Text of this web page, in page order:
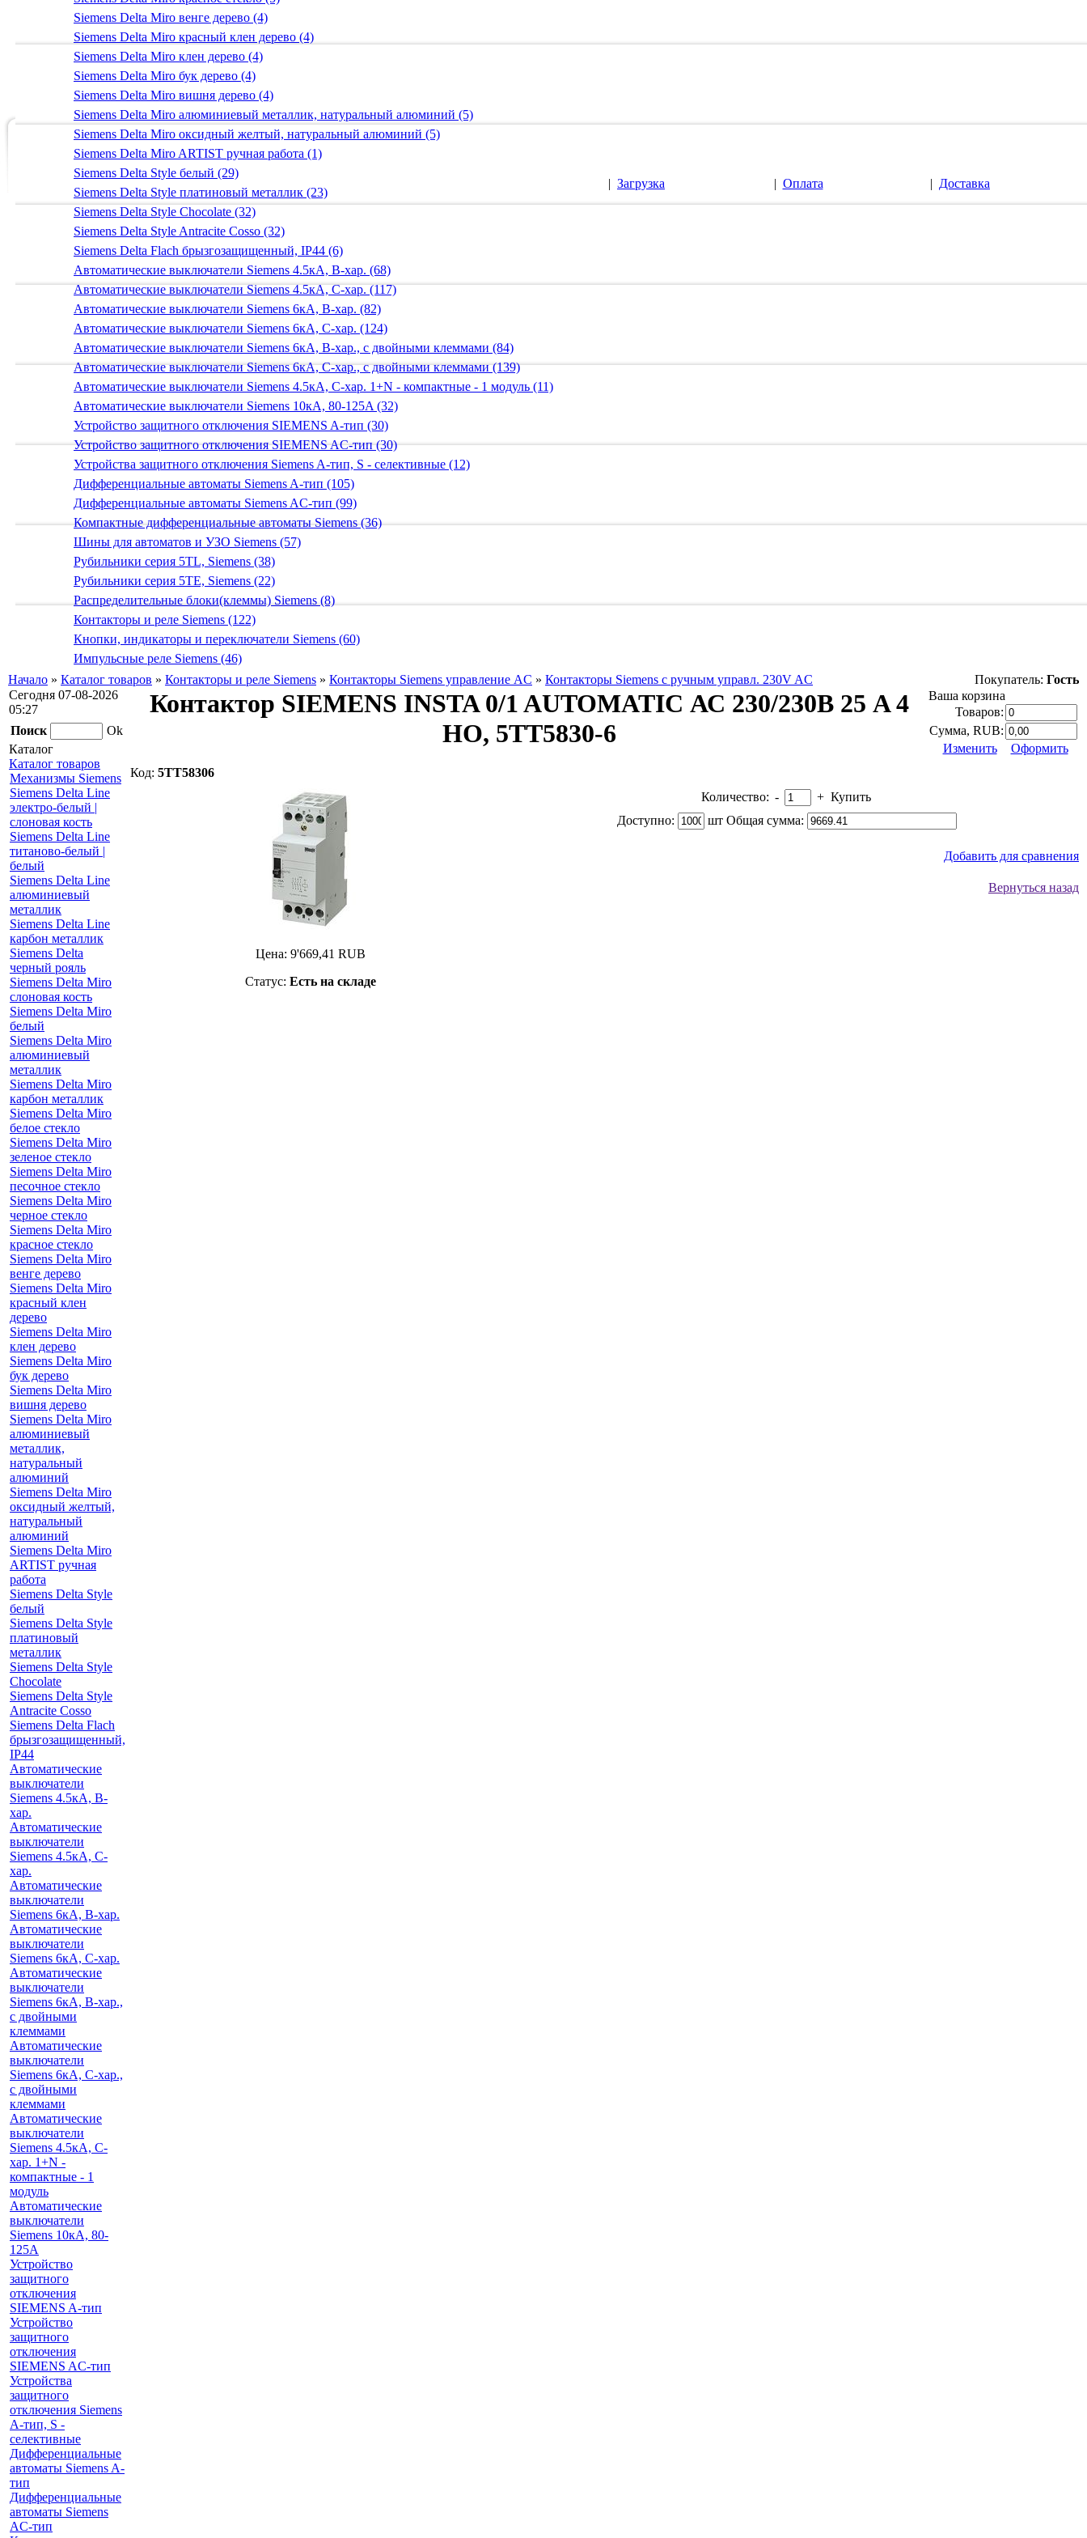
Siemens Delta Miro венге дерево (4)
Siemens Delta Miro красный клен дерево (4)
Siemens Delta Miro клен дерево (4)
Siemens Delta Miro бук дерево (4)
Siemens Delta Miro вишня дерево (4)
Siemens Delta Miro алюминиевый металлик, натуральный алюминий (5)
Siemens Delta Miro оксидный желтый, натуральный алюминий (5)
Siemens Delta Miro ARTIST ручная работа (1)
Siemens Delta Style белый (29)
Siemens Delta Style платиновый металлик (23)
Siemens Delta Style Chocolate (32)
Siemens Delta Style Antracite Cosso (32)
Siemens Delta Flach брызгозащищенный, IP44 (6)
Автоматические выключатели Siemens 4.5кА, B-хар. (68)
Автоматические выключатели Siemens 4.5кА, C-хар. (117)
Автоматические выключатели Siemens 6кА, B-хар. (82)
Автоматические выключатели Siemens 6кА, С-хар. (124)
Автоматические выключатели Siemens 6кА, B-хар., с двойными клеммами (84)
Автоматические выключатели Siemens 6кА, C-хар., с двойными клеммами (139)
Автоматические выключатели Siemens 4.5кА, C-хар. 1+N - компактные - 1 модуль (11)
Автоматические выключатели Siemens 10кА, 80-125A (32)
Устройство защитного отключения SIEMENS A-тип (30)
Устройство защитного отключения SIEMENS AС-тип (30)
Устройства защитного отключения Siemens A-тип, S - селективные (12)
Дифференциальные автоматы Siemens A-тип (105)
Дифференциальные автоматы Siemens AС-тип (99)
Компактные дифференциальные автоматы Siemens (36)
Шины для автоматов и УЗО Siemens (57)
Рубильники серия 5TL, Siemens (38)
Рубильники серия 5TE, Siemens (22)
Распределительные блоки(клеммы) Siemens (8)
Контакторы и реле Siemens (122)
Кнопки, индикаторы и переключатели Siemens (60)
Импульсные реле Siemens (46)
| Загрузка | Оплата | Доставка
Начало » Каталог товаров » Контакторы и реле Siemens » Контакторы Siemens управление AC » Контакторы Siemens с ручным управл. 230V AC Покупатель: Гость
Сегодня 07-08-2026
05:27
Поиск
Ok
Каталог
Каталог товаров
Механизмы Siemens
Siemens Delta Line
электро-белый |
слоновая кость
Siemens Delta Line
титаново-белый |
белый
Siemens Delta Line
алюминиевый
металлик
Siemens Delta Line
карбон металлик
Siemens Delta
черный рояль
Siemens Delta Miro
слоновая кость
Siemens Delta Miro
белый
Siemens Delta Miro
алюминиевый
металлик
Siemens Delta Miro
карбон металлик
Siemens Delta Miro
белое стекло
Siemens Delta Miro
зеленое стекло
Siemens Delta Miro
песочное стекло
Siemens Delta Miro
черное стекло
Siemens Delta Miro
красное стекло
Siemens Delta Miro
венге дерево
Siemens Delta Miro
красный клен
дерево
Siemens Delta Miro
клен дерево
Siemens Delta Miro
бук дерево
Siemens Delta Miro
вишня дерево
Siemens Delta Miro
алюминиевый
металлик,
натуральный
алюминий
Siemens Delta Miro
оксидный желтый,
натуральный
алюминий
Siemens Delta Miro
ARTIST ручная
работа
Siemens Delta Style
белый
Siemens Delta Style
платиновый
металлик
Siemens Delta Style
Chocolate
Siemens Delta Style
Antracite Cosso
Siemens Delta Flach
брызгозащищенный,
IP44
Автоматические
выключатели
Siemens 4.5кА, B-
хар.
Автоматические
выключатели
Siemens 4.5кА, C-
хар.
Автоматические
выключатели
Siemens 6кА, B-хар.
Автоматические
выключатели
Siemens 6кА, С-хар.
Автоматические
выключатели
Siemens 6кА, B-хар.,
с двойными
клеммами
Автоматические
выключатели
Siemens 6кА, C-хар.,
с двойными
клеммами
Автоматические
выключатели
Siemens 4.5кА, C-
хар. 1+N -
компактные - 1
модуль
Автоматические
выключатели
Siemens 10кА, 80-
125A
Устройство
защитного
отключения
SIEMENS A-тип
Устройство
защитного
отключения
SIEMENS AС-тип
Устройства
защитного
отключения Siemens
A-тип, S -
селективные
Дифференциальные
автоматы Siemens A-
тип
Дифференциальные
автоматы Siemens
AС-тип
Контактор SIEMENS INSTA 0/1 AUTOMATIC АС 230/230В 25 A 4
НО, 5TT5830-6
Код: 5TT58306
Ваша корзина
Товаров:
Сумма, RUB:
Изменить
Оформить
Цена: 9'669,41 RUB
Статус: Есть на складе
Количество: - + Купить
Доступно:
шт Общая сумма:
Добавить для сравнения
Вернуться назад